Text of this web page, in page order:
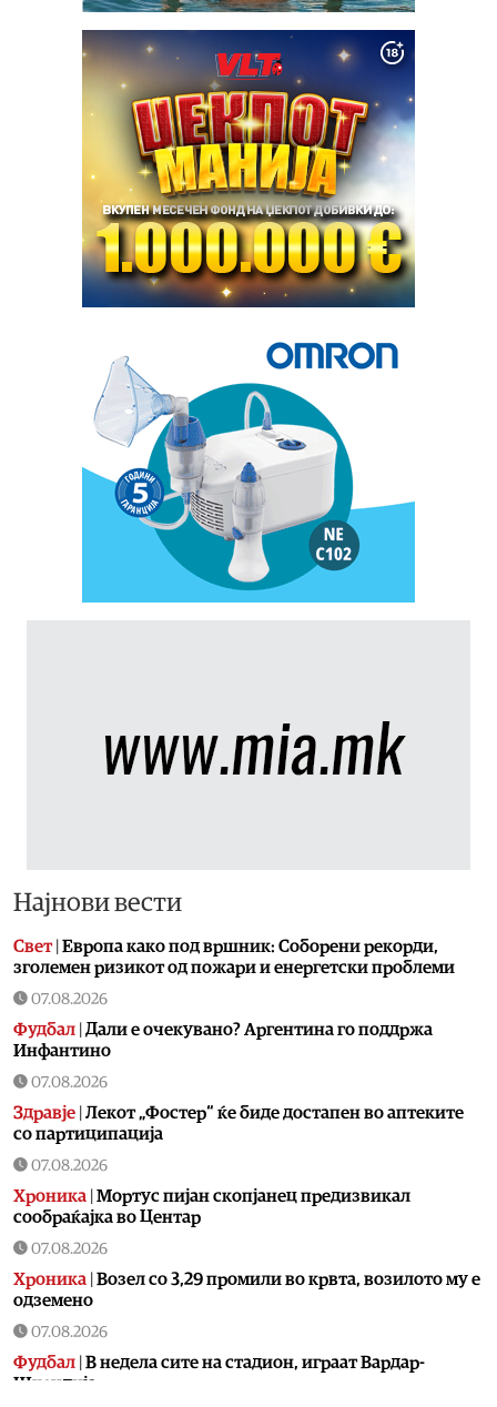
Најнови вести
Свет| Европа како под вршник: Соборени рекорди,
зголемен ризикот од пожари и енергетски проблеми
07.08.2026
Фудбал Дали е очекувано? Аргентина го поддржа
Инфантино
07.08.2026
Здравје Лекот „Фостер“ ќе биде достапен во аптеките
со партиципација
07.08.2026
Хроника Мортус пијан скопјанец предизвикал
сообраќајка во Центар
07.08.2026
Хроника Возел со 3,29 промили во крвта, возилото му е
одземено
07.08.2026
Фудбал В недела сите на стадион, играат Вардар-
Шкендија